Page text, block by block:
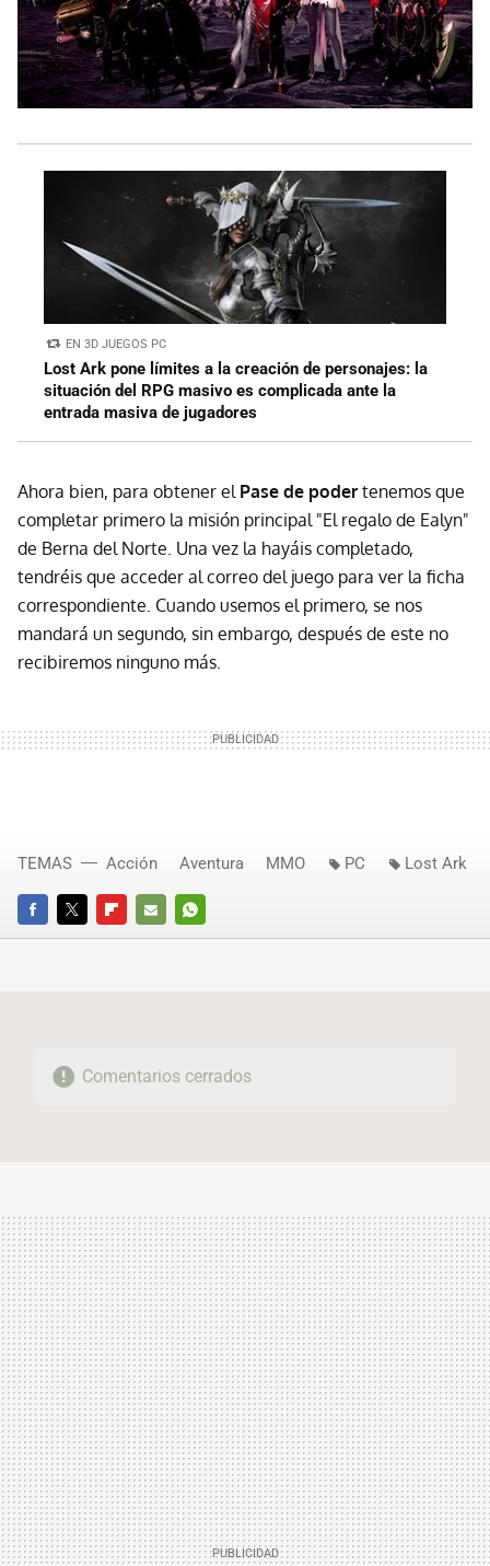
EN 3D JUEGOS PC
Lost Ark pone límites a la creación de personajes: la
situación del RPG masivo es complicada ante la
entrada masiva de jugadores
Ahora bien, para obtener el Pase de poder tenemos que
completar primero la misión principal "El regalo de Ealyn"
de Berna del Norte. Una vez la hayáis completado,
tendréis que acceder al correo del juego para ver la ficha
correspondiente. Cuando usemos el primero, se nos
mandará un segundo, sin embargo, después de este no
recibiremos ninguno más.
FACEBOOKTWITTERFLIPBOARD
E-
WHATSAPP
TEMAS Acción Aventura MMO PC Lost Ark
Comentarios cerrados